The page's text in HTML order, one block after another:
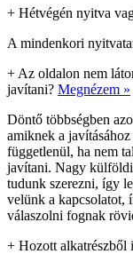
+ Hétvégén nyitva
A mindenkori
+ Az oldalon nem
javítani? Megnézem »
Döntő többségben
amiknek a
függetlenül, ha nem
javítani. Nagy
tudunk szerezni, így
velünk a kapcsolatot,
válaszolni fognak
+ Hozott alkatrészből